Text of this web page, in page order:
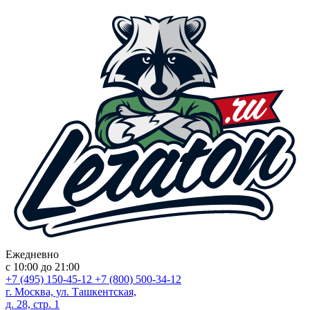
Ежедневно
с 10:00 до 21:00
+7 (495) 150-45-12 +7 (800) 500-34-12
г. Москва, ул. Ташкентская,
д. 28, стр. 1